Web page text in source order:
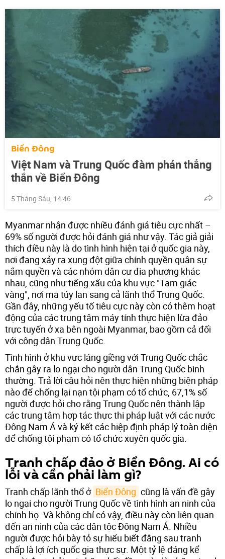
Biển Đông
Việt Nam và Trung Quốc đàm phán thẳng
thắn về Biển Đông
5 Tháng Sáu, 14:46
Myanmar nhận được nhiều đánh giá tiêu cực nhất –
69% số người được hỏi đánh giá như vậy. Tác giả giải
thích điều này là do tình hình hiện tại ở quốc gia này,
nơi đang xảy ra xung đột giữa chính quyền quân sự
nắm quyền và các nhóm dân cư địa phương khác
nhau, cũng như tiếng xấu của khu vực "Tam giác
vàng", nơi ma túy lan sang cả lãnh thổ Trung Quốc.
Gần đây, những yếu tố tiêu cực này còn có thêm hoạt
động của các trung tâm máy tính thực hiện lừa đảo
trực tuyến ở xa bên ngoài Myanmar, bao gồm cả đối
với công dân Trung Quốc.
Tình hình ở khu vực láng giềng với Trung Quốc chắc
chắn gây ra lo ngại cho người dân Trung Quốc bình
thường. Trả lời câu hỏi nên thực hiện những biện pháp
nào để chống lại nạn tội phạm có tổ chức, 67,1% số
người được hỏi cho rằng Trung Quốc nên thành lập
các trung tâm hợp tác thực thi pháp luật với các nước
Đông Nam Á và ký kết các hiệp định pháp lý toàn diện
để chống tội phạm có tổ chức xuyên quốc gia.
Tranh chấp đảo ở Biển Đông. Ai có
lỗi và cần phải làm gì?
Tranh chấp lãnh thổ ở Biển Đông cũng là vấn đề gây
lo ngại cho người Trung Quốc về tình hình an ninh của
chính họ. Và không chỉ có vậy, điều này còn liên quan
đến an ninh của các dân tộc Đông Nam Á. Nhiều
người được hỏi bày tỏ sự hiểu biết đằng sau tranh
chấp là lợi ích quốc gia thực sự. Một tỷ lệ đáng kể